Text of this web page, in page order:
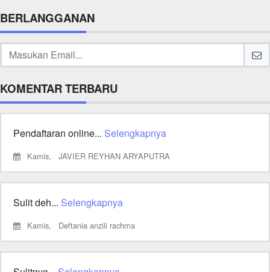
BERLANGGANAN
KOMENTAR TERBARU
Pendaftaran online... Selengkapnya
Kamis, JAVIER REYHAN ARYAPUTRA
Sulit deh... Selengkapnya
Kamis, Deftania anzili rachma